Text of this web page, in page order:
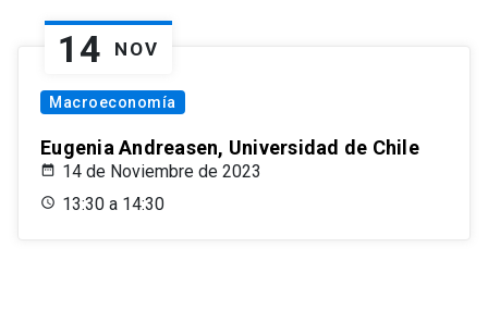
14 NOV
Macroeconomía
Eugenia Andreasen, Universidad de Chile
14 de Noviembre de 2023
13:30 a 14:30